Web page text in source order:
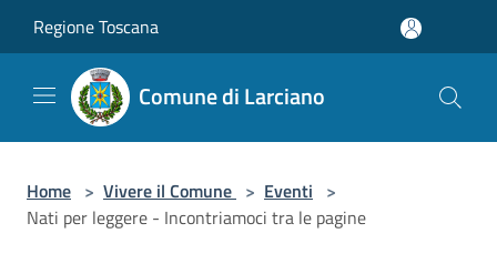
Regione Toscana
Comune di Larciano
Home > Vivere il Comune > Eventi >
Nati per leggere - Incontriamoci tra le pagine